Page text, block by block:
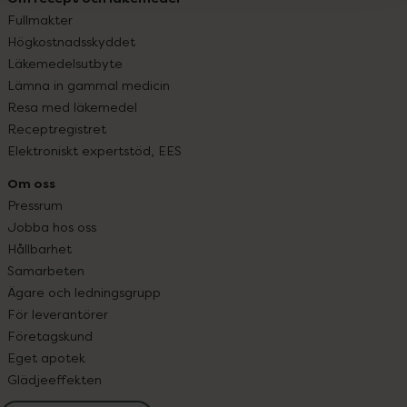
Fullmakter
Högkostnadsskyddet
Läkemedelsutbyte
Lämna in gammal medicin
Resa med läkemedel
Receptregistret
Elektroniskt expertstöd, EES
Om oss
Pressrum
Jobba hos oss
Hållbarhet
Samarbeten
Ägare och ledningsgrupp
För leverantörer
Företagskund
Eget apotek
Glädjeeffekten